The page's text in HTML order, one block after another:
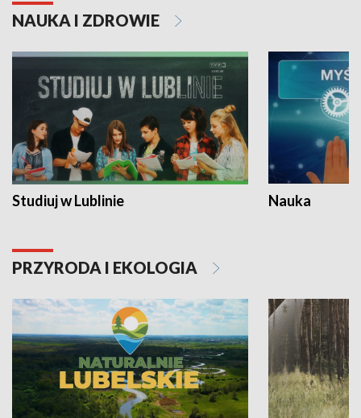
NAUKA I ZDROWIE
Studiuj w Lublinie Nauka
PRZYRODA I EKOLOGIA